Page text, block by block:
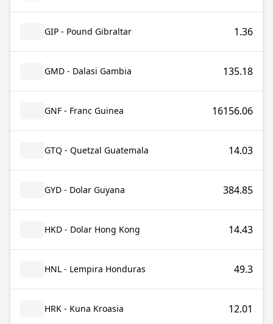
GIP - Pound Gibraltar 1.36
GMD - Dalasi Gambia 135.18
GNF - Franc Guinea 16156.06
GTQ - Quetzal Guatemala 14.03
GYD - Dolar Guyana 384.85
HKD - Dolar Hong Kong 14.43
HNL - Lempira Honduras 49.3
HRK - Kuna Kroasia 12.01